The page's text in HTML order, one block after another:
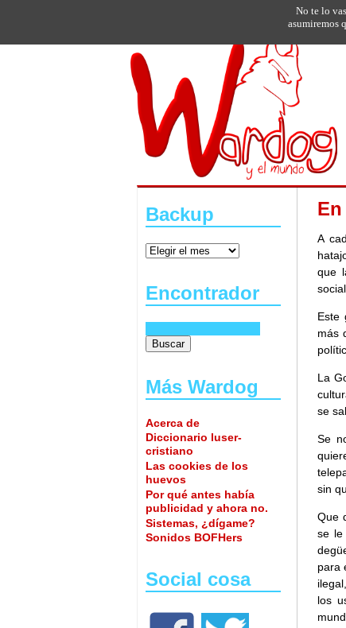
Backup
Encontrador
Más Wardog
Acerca de
Diccionario luser-
cristiano
Las cookies de los
huevos
Por qué antes había
publicidad y ahora no.
Sistemas, ¿dígame?
Sonidos BOFHers
Social cosa
A
que
social.
Este
más
La
se
Se
sin
Que
se le
para
los
No te lo
asumiremos